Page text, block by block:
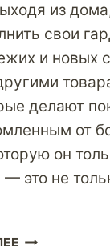
из
свои
и новых
делают
от
он
это не
ДЕЛАЙТЕ